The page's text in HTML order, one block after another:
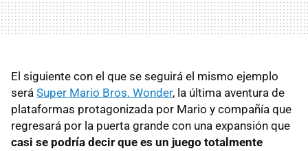
El siguiente con el que se seguirá el mismo ejemplo
será Super Mario Bros. Wonder, la última aventura de
plataformas protagonizada por Mario y compañía que
regresará por la puerta grande con una expansión que
casi se podría decir que es un juego totalmente